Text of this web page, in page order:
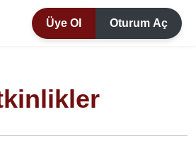
Üye Ol Oturum Aç